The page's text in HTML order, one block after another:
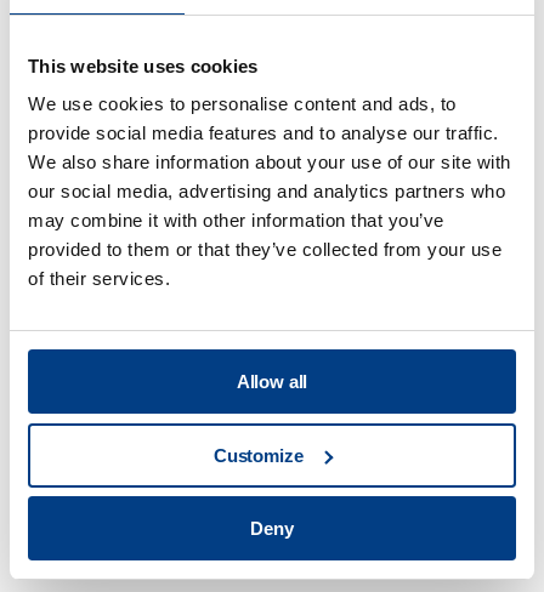
This website uses cookies
We use cookies to personalise content and ads, to
provide social media features and to analyse our traffic.
We also share information about your use of our site with
our social media, advertising and analytics partners who
may combine it with other information that you’ve
provided to them or that they’ve collected from your use
of their services.
Allow all
Customize
Deny
Procesado de
alimentos
View all
tecnología de procesado por alta
presión?
¿Cuáles son las principales
aplicaciones de la tecnología HPP?